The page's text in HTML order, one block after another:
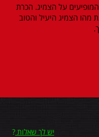
המופיעים על הצמיג. הכרת
מהו הצמיג היעיל והטוב
יש לך שאלות ?